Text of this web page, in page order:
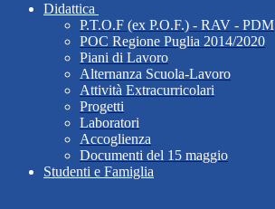
Didattica
P.T.O.F (ex P.O.F.) - RAV - PDM
POC Regione Puglia 2014/2020
Piani di Lavoro
Alternanza Scuola-Lavoro
Attività Extracurricolari
Progetti
Laboratori
Accoglienza
Documenti del 15 maggio
Studenti e Famiglia